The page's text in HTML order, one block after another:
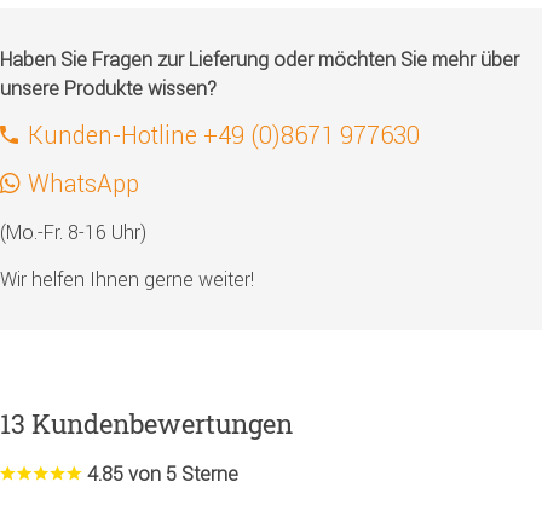
Haben Sie Fragen zur Lieferung oder möchten Sie mehr über
unsere Produkte wissen?
Kunden-Hotline +49 (0)8671 977630
WhatsApp
(Mo.-Fr. 8-16 Uhr)
Wir helfen Ihnen gerne weiter!
13 Kundenbewertungen
4.85 von 5 Sterne